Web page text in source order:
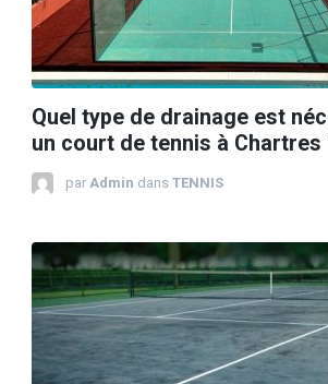
Quel type de drainage est
un court de tennis à Chartres
par Admin dans TENNIS